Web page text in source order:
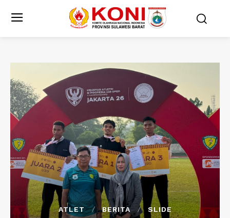
ATLET BERITA SLIDE